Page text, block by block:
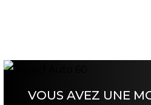
VOUS AVEZ UNE